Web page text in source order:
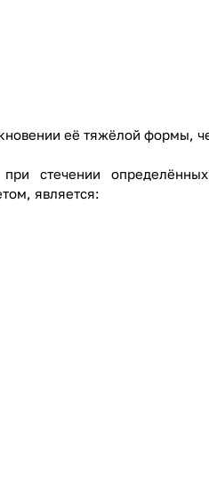
её тяжёлой формы,
стечении
является: